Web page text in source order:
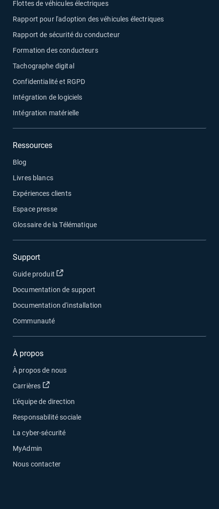
Flottes de véhicules électriques
Rapport pour l'adoption des véhicules électriques
Rapport de sécurité du conducteur
Formation des conducteurs
Tachographe digital
Confidentialité et RGPD
Intégration de logiciels
Intégration matérielle
Ressources
Blog
Livres blancs
Expériences clients
Espace presse
Glossaire de la Télématique
Support
Guide produit Ouvrir dans une nouvelle fenêtre
Documentation de support
Documentation d'installation
Communauté
À propos
À propos de nous
Carrières
Ouvrir dans une nouvelle fenêtre
L'équipe de direction
Responsabilité sociale
La cyber-sécurité
MyAdmin
Nous contacter